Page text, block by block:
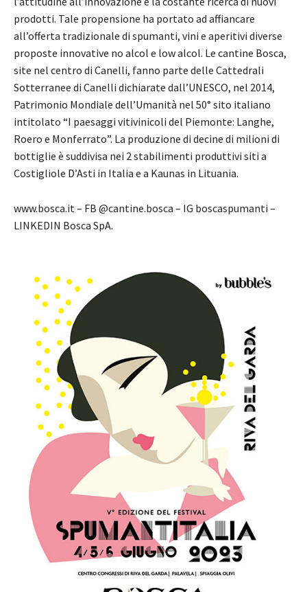
prodotti. Tale propensione ha portato ad affiancare
all’offerta tradizionale di spumanti, vini e aperitivi diverse
proposte innovative no alcol e low alcol. Le cantine Bosca,
site nel centro di Canelli, fanno parte delle Cattedrali
Sotterranee di Canelli dichiarate dall’UNESCO, nel 2014,
Patrimonio Mondiale dell’Umanità nel 50° sito italiano
intitolato “I paesaggi vitivinicoli del Piemonte: Langhe,
Roero e Monferrato”. La produzione di decine di milioni di
bottiglie è suddivisa nei 2 stabilimenti produttivi siti a
Costigliole D’Asti in Italia e a Kaunas in Lituania.
www.bosca.it – FB @cantine.bosca – IG boscaspumanti –
LINKEDIN Bosca SpA.